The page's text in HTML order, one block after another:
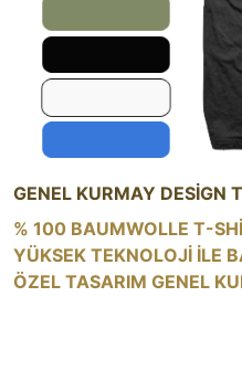
GENEL KURMAY DESİGN
% 100 BAUMWOLLE T-
YÜKSEK TEKNOLOJİ İLE
ÖZEL TASARIM GENEL